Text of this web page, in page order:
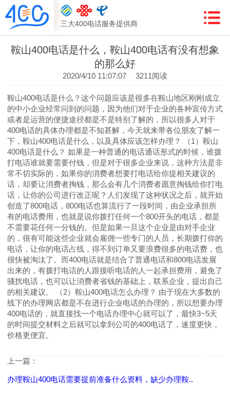
三大400电话服务提供商
鞍山400电话是什么，鞍山400电话有没有想象
的那么好
2020/4/10 11:07:07 3211阅读
鞍山400电话是什么？这个问题应该是很多在鞍山地区刚刚成立
的中小企业经常问到的问题，因为他们对于企业的各种宣传方式
或者是运营的便捷途径都是不是特别了解的，所以很多人对于
400电话的具体办理都是不知甚解，今天就来带各位朋友了解一
下，鞍山400电话是什么，以及具体应该怎样办理？ （1）鞍山
400电话是什么？ 如果是一种普通的电话通话形式的时候，谁拨
打电话谁就要需要付钱，但是对于很多企业来说，这种方法是非
常不切实际的，如果你的消费者想要打电话给你提相关建议的
话，却要让消费者掏钱，那么会有几个消费者愿意掏钱给你打电
话，让你的公司进行改正呢？人们发现了这种状况之后，就开始
创造了800电话，800电话也算流行了一段时间，由企业承担所
有的电话费用，也就是说你拨打任何一个800开头的电话，都是
不需要花任何一分钱的。但是如果一旦这个企业是由对手企业
的，很有可能这些企业就会雇佣一些专门的人员，长期拨打你的
电话，让你的电话占线，得不到订单又要浪费很多的电话费，也
很快被淘汰了。而400电话就是结合了普通电话和800电话发展
出来的，有拨打电话的人跟接听电话的人一起承担费用，避免了
骚扰电话，也可以让消费者省钱的基础上，联系企业，提出自己
的相关建议。 （2）鞍山400电话怎么办理？ 由于现在大多数的
线下的办理网店都是不在进行企业电话的办理的，所以想要办理
400电话的，就直接找一个电话办理中心就可以了，最快3~5天
的时间提交材料之后就可以拿到公司的400电话了，速度更快，
价格更便宜。
上一篇：
办理鞍山400电话需要提前准备什么资料，缺少办理鞍..